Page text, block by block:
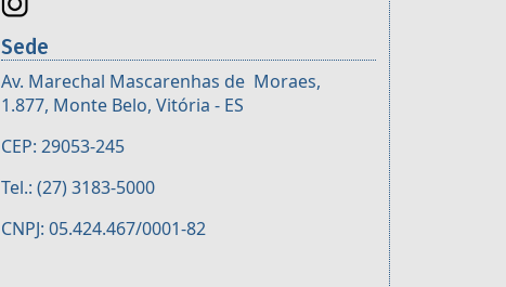
Sede
Av. Marechal Mascarenhas de Moraes,
1.877, Monte Belo, Vitória - ES
CEP: 29053-245
Tel.: (27) 3183-5000
CNPJ: 05.424.467/0001-82